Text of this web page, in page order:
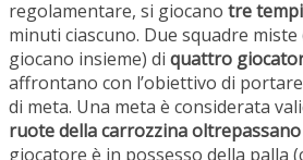
regolamentare, si giocano tre
minuti ciascuno. Due squadre
giocano insieme) di quattro
affrontano con l’obiettivo di
di meta. Una meta è considerata
ruote della carrozzina
giocatore è in possesso della palla